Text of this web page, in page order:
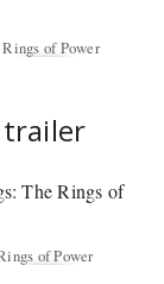
of Power
of Power